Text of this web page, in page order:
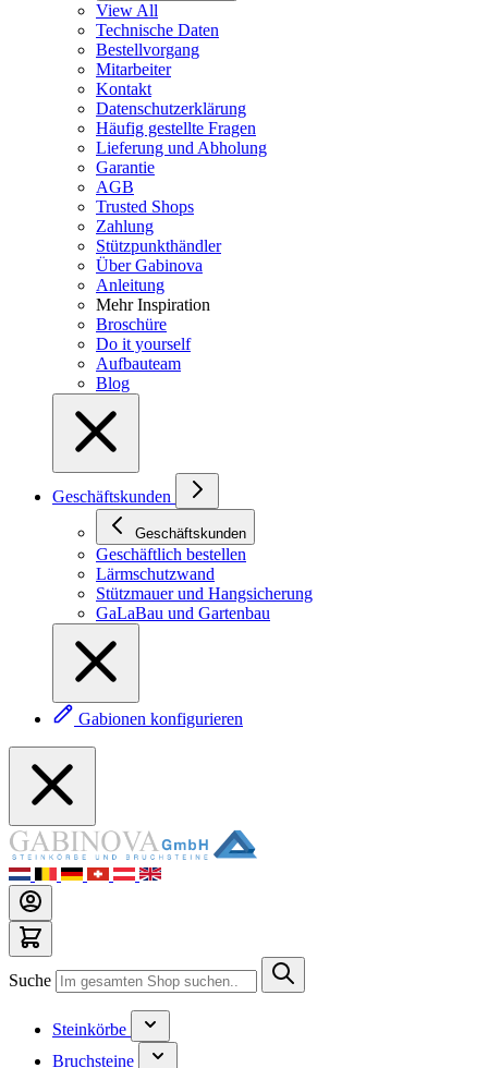
View All
Technische Daten
Bestellvorgang
Mitarbeiter
Kontakt
Datenschutzerklärung
Häufig gestellte Fragen
Lieferung und Abholung
Garantie
AGB
Trusted Shops
Zahlung
Stützpunkthändler
Über Gabinova
Anleitung
Mehr Inspiration
Broschüre
Do it yourself
Aufbauteam
Blog
Geschäftskunden
Geschäftskunden
Geschäftlich bestellen
Lärmschutzwand
Stützmauer und Hangsicherung
GaLaBau und Gartenbau
Gabionen konfigurieren
Suche
Steinkörbe
Bruchsteine